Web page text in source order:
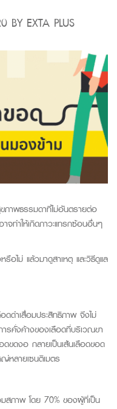
BY EXTA PLUS
ภาพธรรมดาที่ไม่อันตรายต่อ
ทำให้เกิดภาวะแทรกซ้อนอื่นๆ
ไม่ แล้วมาดูสาเหตุ และวิธีดูแล
ดำเสื่อมประสิทธิภาพ จึงไม่
ารคั่งค้างของเลือดที่บริเวณขา
อดขดงอ กลายเป็นเส้นเลือดขอด
หลายเซนติเมตร
มสภาพ โดย 70% ของผู้ที่เป็น